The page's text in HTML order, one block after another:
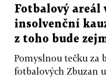
Fotbalový areál
insolvenční
z toho bude
Pomyslnou tečku
fotbalových Zbuzan